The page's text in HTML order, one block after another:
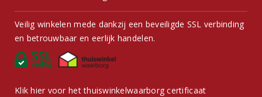
Veilig winkelen mede dankzij een beveiligde SSL verbinding
en betrouwbaar en eerlijk handelen.
Klik hier voor het thuiswinkelwaarborg certificaat